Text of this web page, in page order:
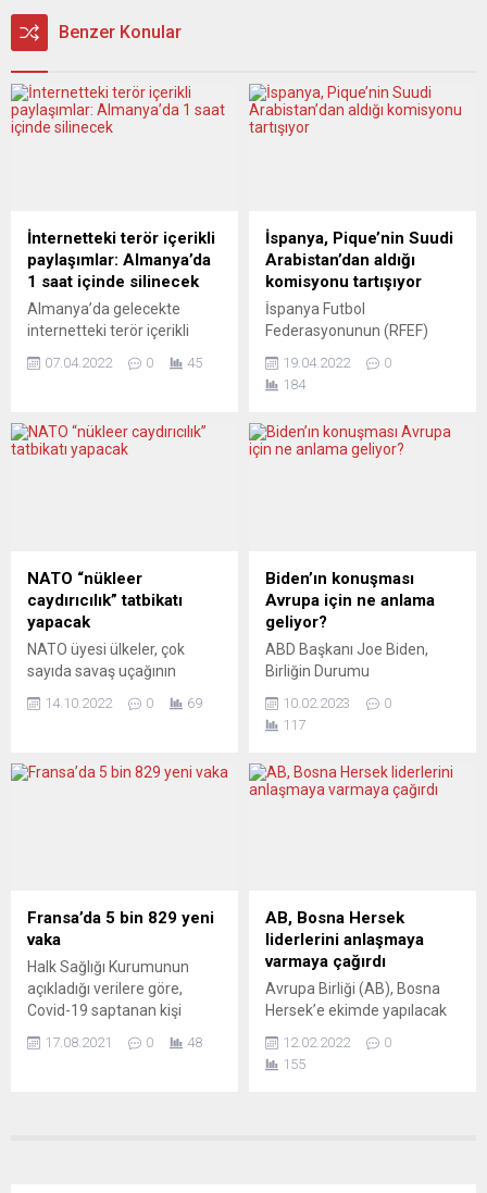
Benzer Konular
İnternetteki terör içerikli
paylaşımlar: Almanya’da
1 saat içinde silinecek
Almanya’da gelecekte
internetteki terör içerikli
Dairesi (BKA) internet
içinde silinecek. Almanya
İçişleri Bakanlığı tarafından
Avrupa Birliği (AB)
yönetmeliğinin
uygulanmasına ilişkin İçişleri
Bakanı Nancy Faeser’in
hazırladığı yasa tasarısının
bakanlar kurulu tarafından...
07.04.2022 0 45
İspanya, Pique’nin Suudi
Arabistan’dan aldığı
komisyonu tartışıyor
İspanya Futbol
Federasyonunun (RFEF)
formatla Suudi Arabistan’da
oynatmak için 2019’da
Barcelona’da forma giyen
İspanyol futbolcu Gerard
Confidencial, Suudi
Arabistan ile yapılan
anlaşmayla ilgili olarak
Pique ile RFEF Başkanı...
19.04.2022
0
184
NATO “nükleer
caydırıcılık” tatbikatı
yapacak
NATO üyesi ülkeler, çok
sayıda savaş uçağının
kuzeybatısında nükleer
yapılan açıklamaya göre,
kabiliyetlerini sınayacak.
Gerçek silahların
tatbikat, 17-30 Ekim’de ev
sahibi Belçika ile Kuzey...
14.10.2022 0 69
Biden’ın konuşması
Avrupa için ne anlama
geliyor?
ABD Başkanı Joe Biden,
Birliğin Durumu
ekonomisine özel olarak
değindi. Demokrat Başkan,
on iki milyon yeni istihdam
yaratıldığını söyledi.
basını, özellikle de Biden’ın
uyguladığı koruyucu
tedbirlere dikkat çekiyor.
JYLLANDS-POSTEN
(Danimarka) “Önce
Amerika” yaklaşımı...
10.02.2023
0
117
Fransa’da 5 bin 829 yeni
vaka
Halk Sağlığı Kurumunun
açıkladığı verilere göre,
Covid-19 saptanan kişi
milyon 476 bin 864’e
17.08.2021 0 48
AB, Bosna Hersek
liderlerini anlaşmaya
varmaya çağırdı
Avrupa Birliği (AB), Bosna
Hersek’e ekimde yapılacak
anlaşmaya varma çağrısı
yaptı. AB Dış İlişkiler ve
12.02.2022
0
155